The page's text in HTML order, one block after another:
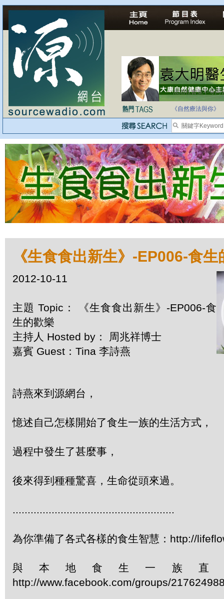
法治社會並不等同
《自然療法與你》
《生食食出新生》-EP006-食生
2012-10-11
主題 Topic： 《生食食出新生》-EP006-食
生的歡樂
主持人 Hosted by： 周兆祥博士
嘉賓 Guest：Tina 李詩燕
詩燕來到源網台，
憶述自己怎樣開始了食生一族的生活方式，
過程中發生了甚麼事，
後來得到種種驚喜，生命從頭來過。
......................................................
為你準備了各式各樣的食生智慧：http://
與本地食生一族直
http://www.facebook.com/groups/